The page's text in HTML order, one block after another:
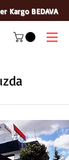
Kargo BEDAVA